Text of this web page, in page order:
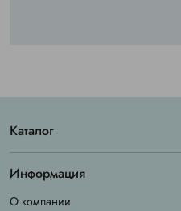
Каталог
Информация
О компании